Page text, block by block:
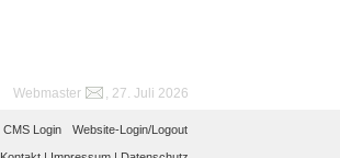
Webmaster , 27. Juli 2026
CMS Login Website-Login/Logout